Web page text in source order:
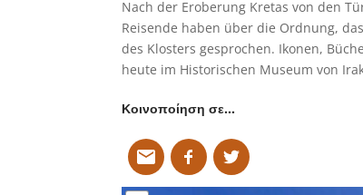
Nach der Eroberung Kretas von den
Reisende haben über die Ordnung,
des Klosters gesprochen. Ikonen,
heute im Historischen Museum von
Κοινοποίηση σε…